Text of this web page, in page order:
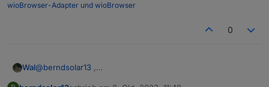
Daher hab ich im Script erstmal das Leerzeichen
Ich plane eventuell 2 Displays übereinander zu
wioBrowser-Adapter und wioBrowser
0
Wal@berndsolar13 ,